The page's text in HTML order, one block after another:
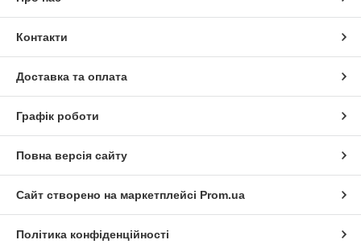
Контакти
Доставка та оплата
Графік роботи
Повна версія сайту
Сайт створено на маркетплейсі Prom.ua
Політика конфіденційності